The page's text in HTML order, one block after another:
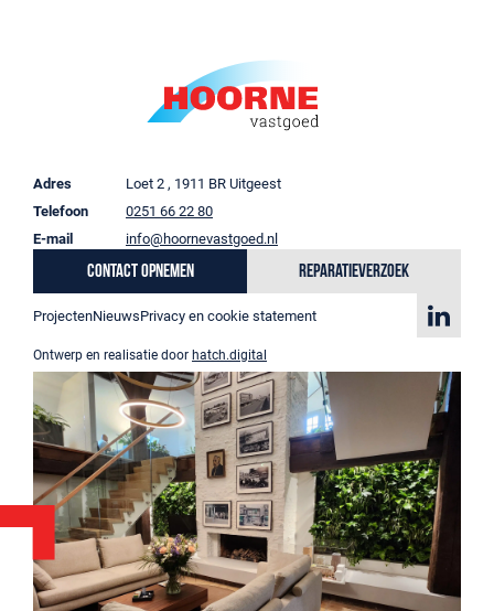
Adres
Loet 2 , 1911 BR Uitgeest
Telefoon
0251 66 22 80
E-mail
info@hoornevastgoed.nl
Contact opnemen Reparatieverzoek
ProjectenNieuwsPrivacy en cookie statement
Ontwerp en realisatie door hatch.digital